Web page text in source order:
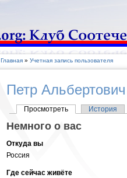
Главная » Учетная запись пользователя
Петр Альбертович
Просмотреть История
Немного о вас
Откуда вы
Россия
Где сейчас живёте